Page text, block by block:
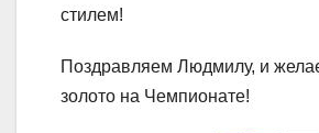
стилем!
Поздравляем Людмилу, и
золото на Чемпионате!